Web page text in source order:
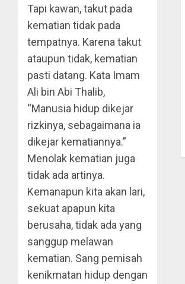
Tapi kawan, takut pada
kematian tidak pada
tempatnya. Karena takut
ataupun tidak, kematian
pasti datang. Kata Imam
Ali bin Abi Thalib,
“Manusia hidup dikejar
rizkinya, sebagaimana ia
dikejar kematiannya.”
Menolak kematian juga
tidak ada artinya.
Kemanapun kita akan lari,
sekuat apapun kita
berusaha, tidak ada yang
sanggup melawan
kematian. Sang pemisah
kenikmatan hidup dengan